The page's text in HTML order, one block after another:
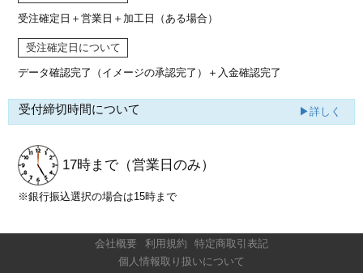
受注確定日＋営業日＋加工日（ある場合）
受注確定日について
データ確認完了（イメージの承認完了） ＋入金確認完了
受付締切時間について ▶詳しく
17時まで （営業日のみ）
※銀行振込選択の場合は15時まで
会社概要 利用規約
特定商取引表記
個人情報取り扱いについて